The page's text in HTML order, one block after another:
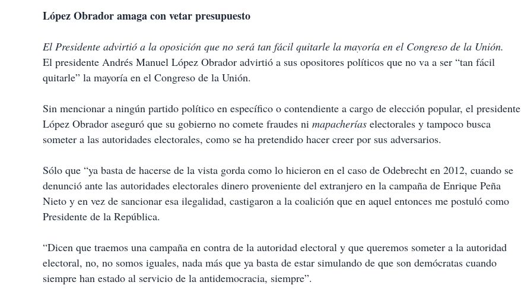
López Obrador amagacon vetar presupuesto
El Presidente advirtió a la oposición que no será tan fácil quitarle la mayoría en el Congreso de la Unión.
El presidente Andrés Manuel López Obrador advirtió a sus opositores políticos que no va a ser “tan fácil
quitarle” la mayoría en el Congreso de la Unión.
Sin mencionar a ningún partido político en específico o contendiente a cargo de elección popular, el presidente
López Obrador aseguró que su gobierno no comete fraudes ni mapacherías electorales y tampoco busca
someter a las autoridades electorales, como se ha pretendido hacer creer por sus adversarios.
Sólo que “ya basta de hacerse de la vista gorda como lo hicieron en el caso de Odebrecht en 2012, cuando se
denunció ante las autoridades electorales dinero proveniente del extranjero en la campaña de Enrique Peña
Nieto y en vez de sancionar esa ilegalidad, castigaron a la coalición que en aquel entonces me postuló como
Presidente de la República.
“Dicen que traemos una campaña en contra de la autoridad electoral y que queremos someter a la autoridad
electoral, no, no somos iguales, nada más que ya basta de estar simulando de que son demócratas cuando
siempre han estado al servicio de la antidemocracia, siempre”.